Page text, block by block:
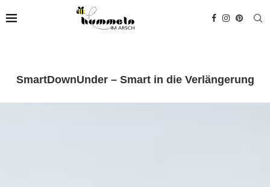
SmartDownUnder – Smart in die Verlängerung